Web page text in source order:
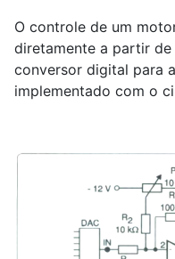
O controle de um
diretamente a partir
conversor digital para
implementado com o